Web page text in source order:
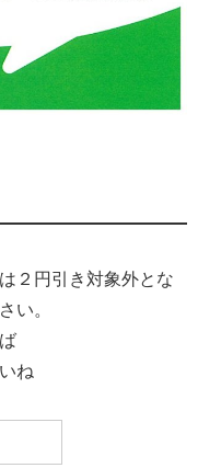
２円引き対象外とな
い。
ね